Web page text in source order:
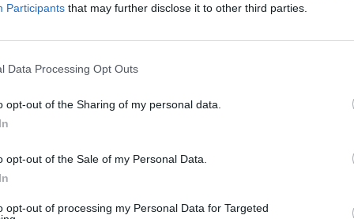
Participants that may further disclose it to other third parties.
Data Processing Opt Outs
opt-out of the Sharing of my personal data.
opt-out of the Sale of my Personal Data.
opt-out of processing my Personal Data for Targeted
€ 292.101
Fatturato per dipendente
di 2 aiuti o contributi pubblici per un totale di 42.485 euro